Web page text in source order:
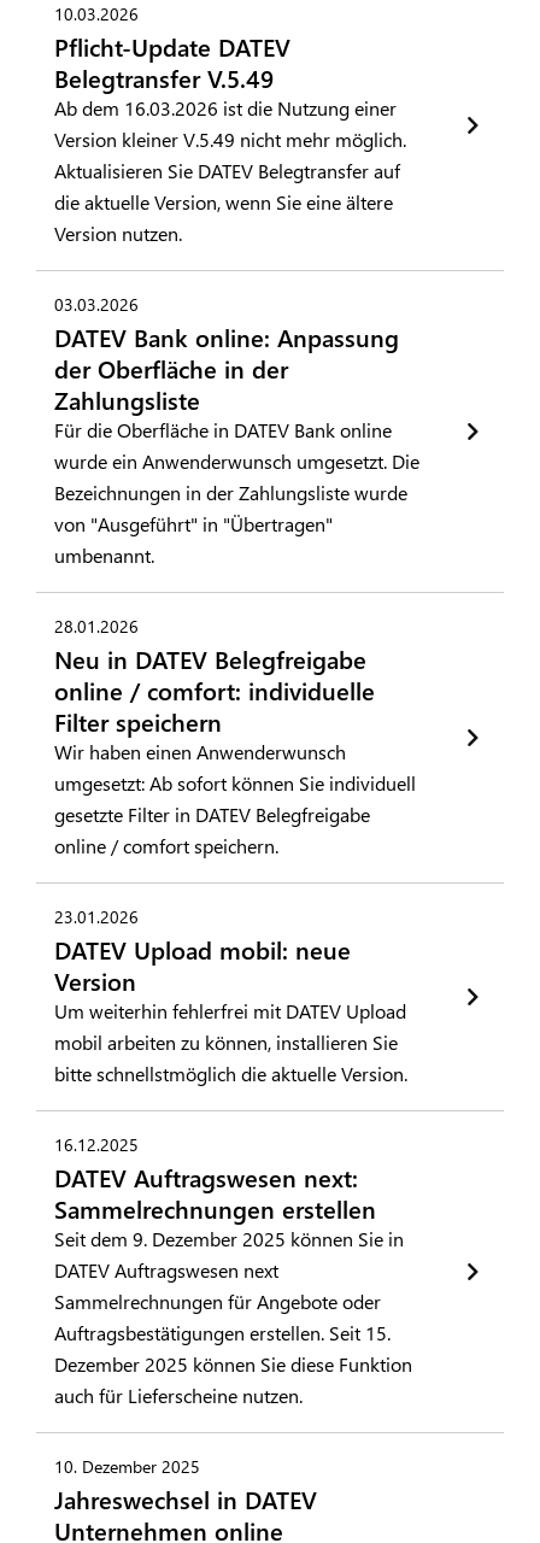
10.03.2026
Pflicht-Update DATEV
Belegtransfer V.5.49
Ab dem 16.03.2026 ist die Nutzung einer
Version kleiner V.5.49 nicht mehr möglich.
Aktualisieren Sie DATEV Belegtransfer auf
die aktuelle Version, wenn Sie eine ältere
Version nutzen.
03.03.2026
DATEV Bank online: Anpassung
der Oberfläche in der
Zahlungsliste
Für die Oberfläche in DATEV Bank online
wurde ein Anwenderwunsch umgesetzt. Die
Bezeichnungen in der Zahlungsliste wurde
von "Ausgeführt" in "Übertragen"
umbenannt.
28.01.2026
Neu in DATEV Belegfreigabe
online / comfort: individuelle
Filter speichern
Wir haben einen Anwenderwunsch
umgesetzt: Ab sofort können Sie individuell
gesetzte Filter in DATEV Belegfreigabe
online / comfort speichern.
23.01.2026
DATEV Upload mobil: neue
Version
Um weiterhin fehlerfrei mit DATEV Upload
mobil arbeiten zu können, installieren Sie
bitte schnellstmöglich die aktuelle Version.
16.12.2025
DATEV Auftragswesen next:
Sammelrechnungen erstellen
Seit dem 9. Dezember 2025 können Sie in
DATEV Auftragswesen next
Sammelrechnungen für Angebote oder
Auftragsbestätigungen erstellen. Seit 15.
Dezember 2025 können Sie diese Funktion
auch für Lieferscheine nutzen.
10. Dezember 2025
Jahreswechsel in DATEV
Unternehmen online